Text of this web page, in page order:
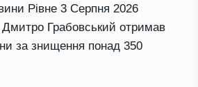
Рівне 3 Серпня 2026
Грабовський отримав
за знищення понад 350